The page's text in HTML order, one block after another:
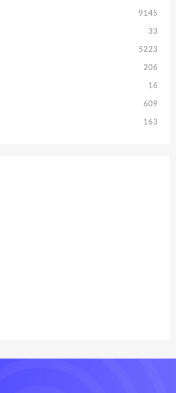
9145
33
5223
206
16
609
163